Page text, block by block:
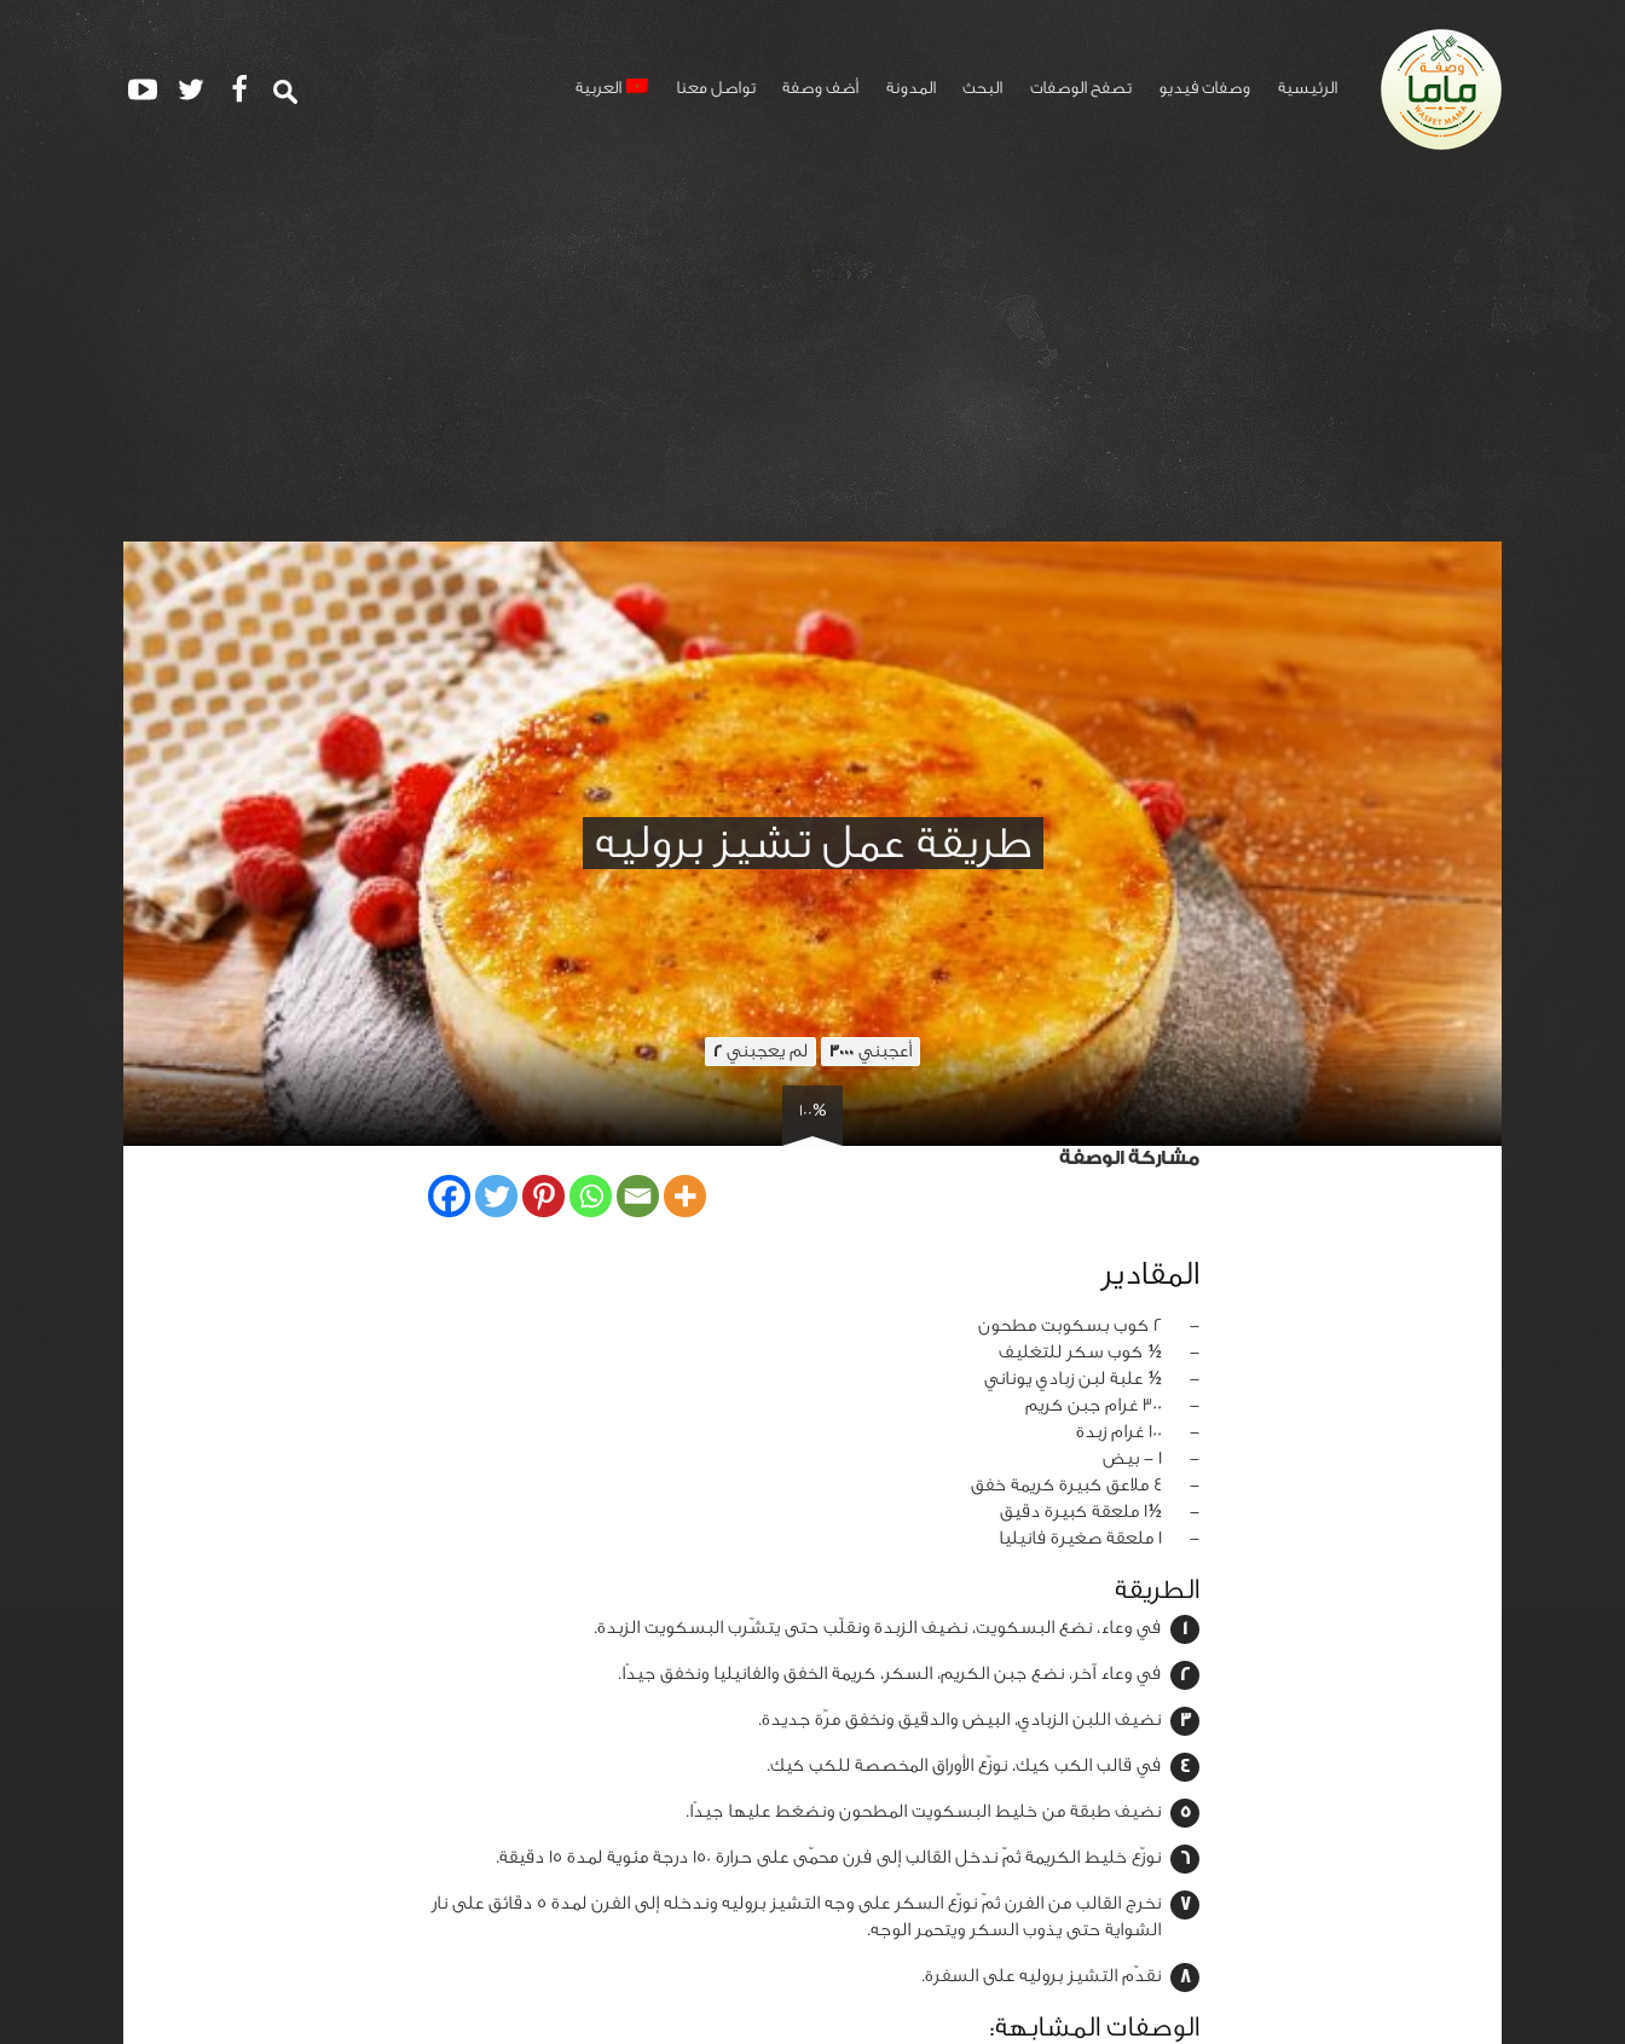
الرئيسية وصفات فيديو تصفح الوصفات البحث المدونة أضف وصفة تواصل معنا العربية
طريقة عمل تشيز بروليه
أعجبني 3000 لم يعجبني 2
100%
مشاركة الوصفة
المقادير
‏-
2 كوب بسكوبت مطحون
‏-
½ كوب سكر للتغليف
‏-
½ علبة لبن زبادي يوناني
‏-
300 غرام جبن كريم
‏-
100 غرام زبدة
‏-
1 - بيض
‏-
4 ملاعق كبيرة كريمة خفق
‏-
½1 ملعقة كبيرة دقيق
‏-
1 ملعقة صغيرة فانيليا
الطريقة
في وعاء، نضع البسكويت، نضيف الزبدة ونقلّب حتى يتشّرب البسكويت الزبدة.
في وعاء آخر، نضع جبن الكريم، السكر، كريمة الخفق والفانيليا ونخفق جيدًا.
نضيف اللبن الزبادي، البيض والدقيق ونخفق مرّة جديدة.
في قالب الكب كيك، نوزّع الأوراق المخصصة للكب كيك.
نضيف طبقة من خليط البسكويت المطحون ونضغط عليها جيدًا.
نوزّع خليط الكريمة ثمّ ندخل القالب إلى فرن محمّى على حرارة 150 درجة مئوية لمدة 15 دقيقة.
نخرج القالب من الفرن ثمّ نوزّع السكر على وجه التشيز بروليه وندخله إلى الفرن لمدة 5 دقائق على نار
الشواية حتى يذوب السكر ويتحمر الوجه.
نقدّم التشيز بروليه على السفرة.
الوصفات المشابهة: